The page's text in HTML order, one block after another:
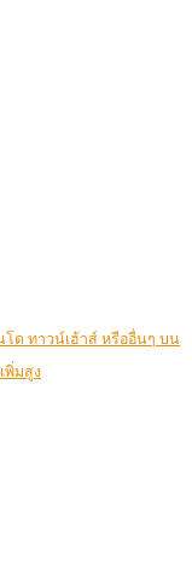
ด ทาวน์เฮ้าส์ หรืออื่นๆ บน
พิ่มสูง